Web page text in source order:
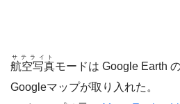
航空写真
サテライト
モードは Google Earth
Googleマップが取り入れた。